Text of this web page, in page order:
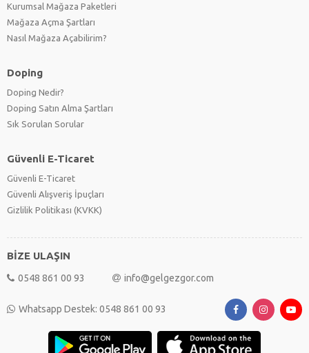
Kurumsal Mağaza Paketleri
Mağaza Açma Şartları
Nasıl Mağaza Açabilirim?
Doping
Doping Nedir?
Doping Satın Alma Şartları
Sık Sorulan Sorular
Güvenli E-Ticaret
Güvenli E-Ticaret
Güvenli Alışveriş İpuçları
Gizlilik Politikası (KVKK)
BİZE ULAŞIN
0548 861 00 93 info@gelgezgor.com
Whatsapp Destek: 0548 861 00 93